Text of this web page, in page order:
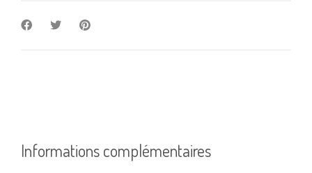
Informations complémentaires